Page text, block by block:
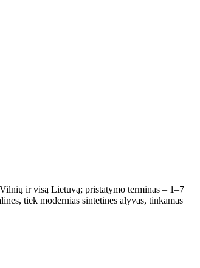
ir visą Lietuvą; pristatymo terminas – 1–7
tiek modernias sintetines alyvas, tinkamas